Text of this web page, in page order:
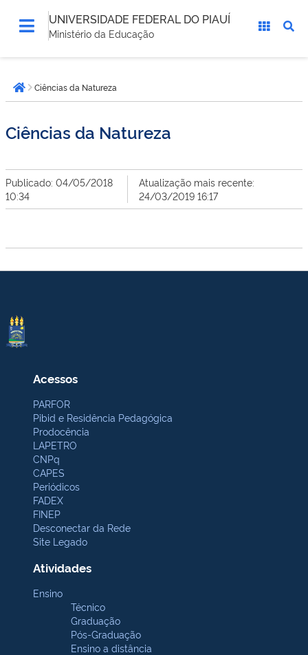
UNIVERSIDADE FEDERAL DO PIAUÍ
Ministério da Educação
está
aqui:Página inicial
Ciências da Natureza
Ciências da Natureza
Publicado: 04/05/2018
10:34
Atualização mais recente:
24/03/2019 16:17
Acessos
PARFOR
Pibid e Residência Pedagógica
Prodocência
LAPETRO
CNPq
CAPES
Periódicos
FADEX
FINEP
Desconectar da Rede
Site Legado
Atividades
Ensino
Técnico
Graduação
Pós-Graduação
Ensino a distância